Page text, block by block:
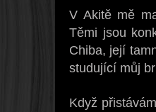
V Akitě mě
Těmi jsou
Chiba, její
studující můj
Když